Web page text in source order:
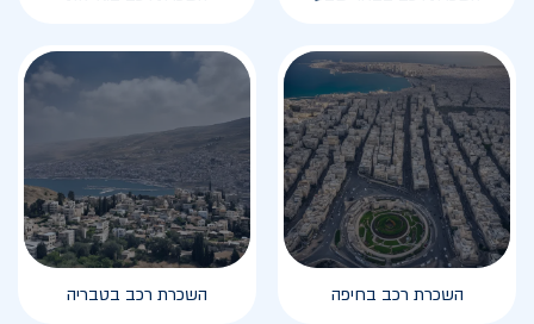
השכרת רכב בחיפה השכרת רכב בטבריה